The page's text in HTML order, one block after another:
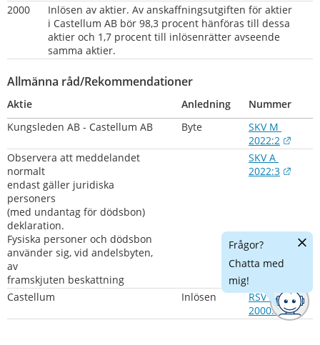
2000
Inlösen av aktier. Av anskaffningsutgiften för aktier
i Castellum AB bör 98,3 procent hänföras till dessa
aktier och 1,7 procent till inlösenrätter avseende
samma aktier.
Allmänna råd/Rekommendationer
Aktie Anledning
Nummer
Kungsleden AB - Castellum AB
Byte
SKV M
2022:2
Observera att meddelandet
normalt
endast gäller juridiska
personers
(med undantag för dödsbon)
deklaration.
Fysiska personer och dödsbon
använder sig, vid andelsbyten,
av
framskjuten beskattning
SKV A
2022:3
Castellum Inlösen
RSV S
2000:31
Frågor?
Chatta med
mig!
Dölj